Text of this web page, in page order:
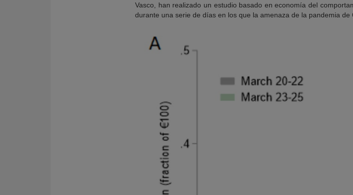
Vasco, han realizado un estudio basado en economía del
durante una serie de días en los que la amenaza de la pandemia de